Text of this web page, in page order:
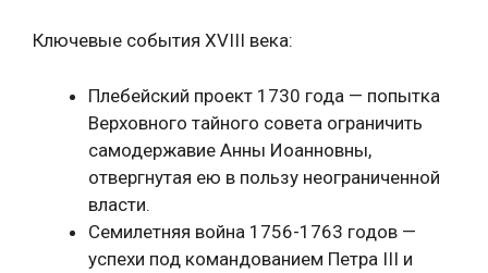
Ключевые события XVIII века:
Плебейский проект 1730 года — попытка
Верховного тайного совета ограничить
самодержавие Анны Иоанновны,
отвергнутая ею в пользу неограниченной
власти.
Семилетняя война 1756-1763 годов —
успехи под командованием Петра III и